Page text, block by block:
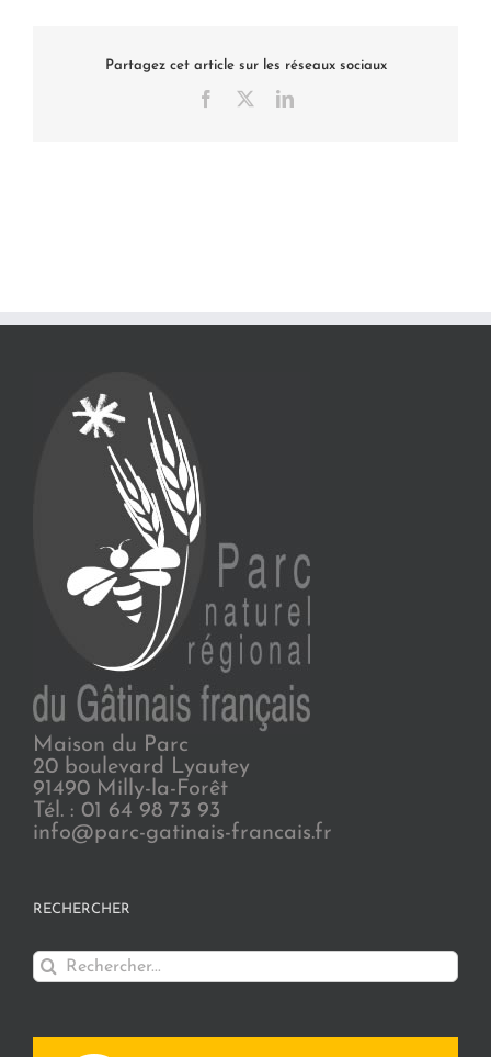
Partagez cet article sur les réseaux sociaux
Facebook LinkedIn
Maison du Parc
20 boulevard Lyautey
91490 Milly-la-Forêt
Tél. : 01 64 98 73 93
info@parc-gatinais-francais.fr
RECHERCHER
Rechercher: